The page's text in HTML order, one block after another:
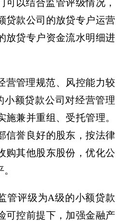
可以结合监管评级情况，
贷款公司的放贷专户运营
放贷专户资金流水明细进
管理规范、风控能力较
额贷款公司对经营管理
兼并重组、受托管理。
信誉良好的股东，按法律
购其他股东股份，优化公
评级为A级的小额贷款
可控前提下，加强金融产